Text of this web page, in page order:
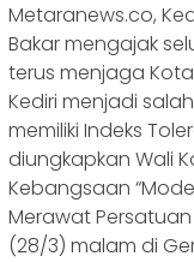
Metaranews.co,
Bakar mengajak
terus menjaga
Kediri menjadi
memiliki Indeks
diungkapkan Wali
Kebangsaan
Merawat
(28/3) malam di